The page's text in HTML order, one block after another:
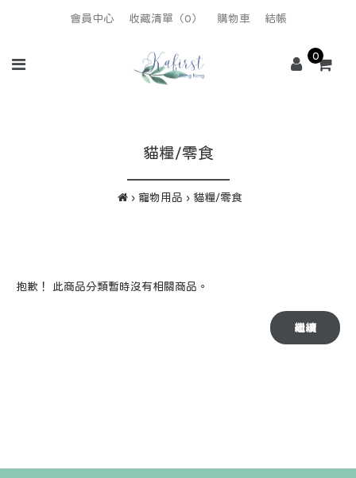
會員中心 收藏清單（0） 購物車 結帳
0
貓糧/零食
寵物用品 貓糧/零食
抱歉！ 此商品分類暫時沒有相關商品。
繼續